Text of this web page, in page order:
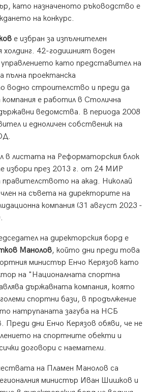
като назначеното ръководство е
на конкурс.
е избран за изпълнителен
холдинг. 42-годишният воден
управлението като представител на
проектанска
водно строителство и преди да
е работил в Столична
ведомства. В периода 2008
и едноличен собственик на
в листата на Реформаторския блок
избори през 2013 г. от 24 МИР
на акад. Николай
на съвета на директорите на
компания (31 август 2023 -
на директорския борд е
Манолов, който дни преди това
министър Енчо Керязов като
на "Националната спортна
държавната компания, която
спортни бази, в продължение
натрупаната загуба на НСБ
Преди дни Енчо Керязов обяви, че не
на спортните обекти и
договори с наематели.
на Пламен Манолов са
министър Иван Шишков и